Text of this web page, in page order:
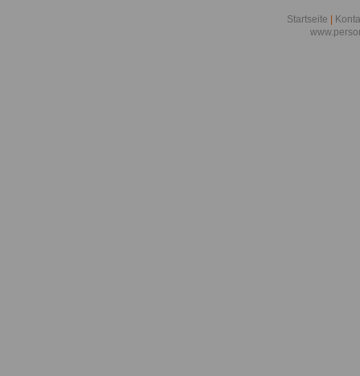
Euro ein
Startseite